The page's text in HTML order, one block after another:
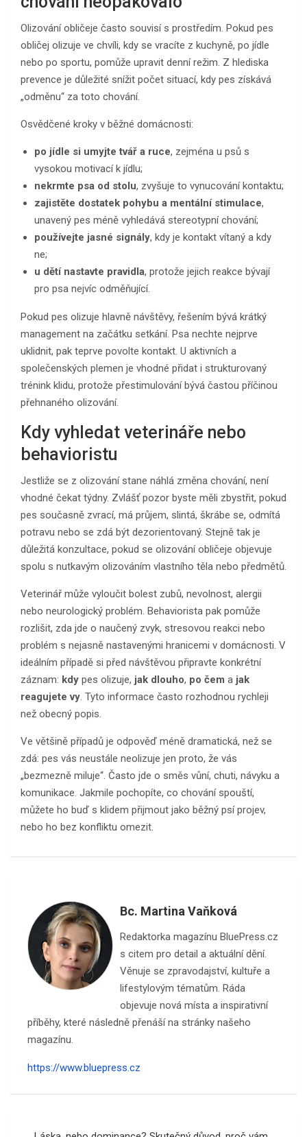
Olizování obličeje často souvisí s prostředím. Pokud pes
obličej olizuje ve chvíli, kdy se vracíte z kuchyně, po jídle
nebo po sportu, pomůže upravit denní režim. Z hlediska
prevence je důležité snížit počet situací, kdy pes získává
„odměnu“ za toto chování.
Osvědčené kroky v běžné domácnosti:
po jídle si umyjte tvář a ruce, zejména u psů s
vysokou motivací k jídlu;
nekrmte psa od stolu, zvyšuje to vynucování kontaktu;
zajistěte dostatek pohybu a mentální stimulace,
unavený pes méně vyhledává stereotypní chování;
používejte jasné signály, kdy je kontakt vítaný a kdy
ne;
u dětí nastavte pravidla, protože jejich reakce bývají
pro psa nejvíc odměňující.
Pokud pes olizuje hlavně návštěvy, řešením bývá krátký
management na začátku setkání. Psa nechte nejprve
uklidnit, pak teprve povolte kontakt. U aktivních a
společenských plemen je vhodné přidat i strukturovaný
trénink klidu, protože přestimulování bývá častou příčinou
přehnaného olizování.
Kdy vyhledat veterináře nebo
behavioristu
Jestliže se z olizování stane náhlá změna chování, není
vhodné čekat týdny. Zvlášť pozor byste měli zbystřit, pokud
pes současně zvrací, má průjem, slintá, škrábe se, odmítá
potravu nebo se zdá být dezorientovaný. Stejně tak je
důležitá konzultace, pokud se olizování obličeje objevuje
spolu s nutkavým olizováním vlastního těla nebo předmětů.
Veterinář může vyloučit bolest zubů, nevolnost, alergii
nebo neurologický problém. Behaviorista pak pomůže
rozlišit, zda jde o naučený zvyk, stresovou reakci nebo
problém s nejasně nastavenými hranicemi v domácnosti. V
ideálním případě si před návštěvou připravte konkrétní
záznam: kdy pes olizuje, jak dlouho, po čem a jak
reagujete vy. Tyto informace často rozhodnou rychleji
než obecný popis.
Ve většině případů je odpověď méně dramatická, než se
zdá: pes vás neustále neolizuje jen proto, že vás
„bezmezně miluje“. Často jde o směs vůní, chuti, návyku a
komunikace. Jakmile pochopíte, co chování spouští,
můžete ho buď s klidem přijmout jako běžný psí projev,
nebo ho bez konfliktu omezit.
Bc. Martina Vaňková
Redaktorka magazínu BluePress.cz
s citem pro detail a aktuální dění.
Věnuje se zpravodajství, kultuře a
lifestylovým tématům. Ráda
objevuje nová místa a inspirativní
příběhy, které následně přenáší na stránky našeho
magazínu.
https://www.bluepress.cz